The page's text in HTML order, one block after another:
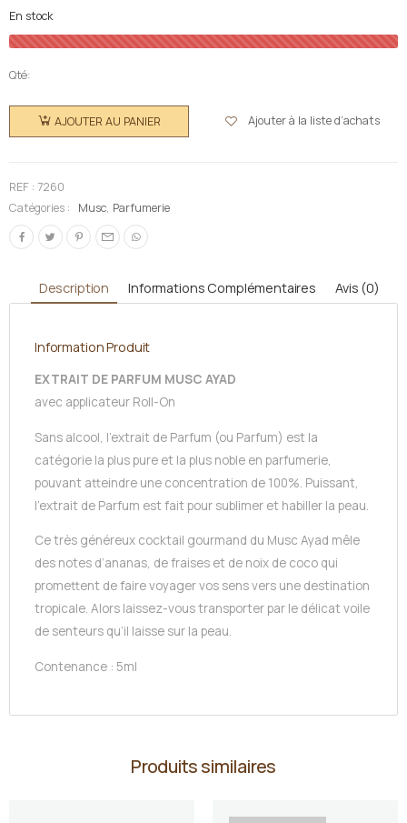
En stock
Qté:
de El
Nabil
Ayad -
Extrait de
parfum
AJOUTER AU PANIER Ajouter à la liste d’achats
REF : 7260
Catégories :
Musc, Parfumerie
Description Informations Complémentaires Avis (0)
Information Produit
EXTRAIT DE PARFUM MUSC AYAD
avec applicateur Roll-On
Sans alcool, l’extrait de Parfum (ou Parfum) est la
catégorie la plus pure et la plus noble en parfumerie,
pouvant atteindre une concentration de 100%. Puissant,
l’extrait de Parfum est fait pour sublimer et habiller la peau.
Ce très généreux cocktail gourmand du Musc Ayad mêle
des notes d’ananas, de fraises et de noix de coco qui
promettent de faire voyager vos sens vers une destination
tropicale. Alors laissez-vous transporter par le délicat voile
de senteurs qu’il laisse sur la peau.
Contenance : 5ml
Produits similaires